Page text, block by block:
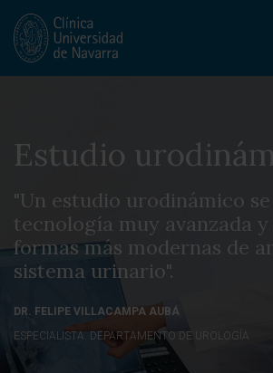
Estudio
"Un estudio urodinámico
tecnología muy avanzada y
formas más modernas de
sistema urinario".
DR. FELIPE VILLACAMPA AUBÁ
ESPECIALISTA. DEPARTAMENTO DE UROLOGÍA